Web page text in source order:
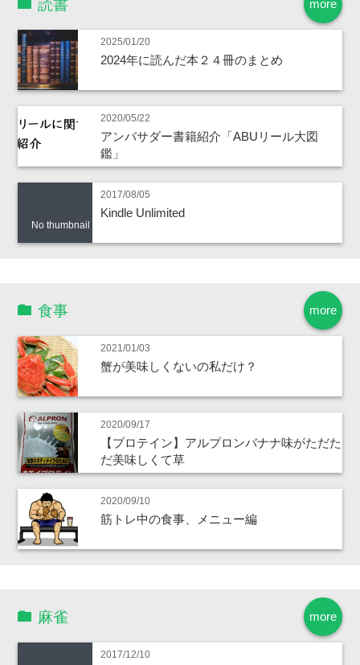
more
読書
2025/01/20
2024年に読んだ本２４冊のまとめ
2020/05/22
アンバサダー書籍紹介「ABUリール大図
鑑」
No thumbnail
2017/08/05
Kindle Unlimited
more
食事
2021/01/03
蟹が美味しくないの私だけ？
2020/09/17
【プロテイン】アルプロンバナナ味がただた
だ美味しくて草
2020/09/10
筋トレ中の食事、メニュー編
more
麻雀
2017/12/10